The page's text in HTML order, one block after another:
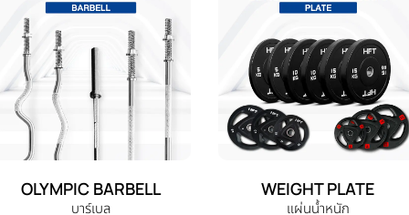
OLYMPIC BARBELL
บาร์เบล
WEIGHT PLATE
แผ่นน้ำหนัก